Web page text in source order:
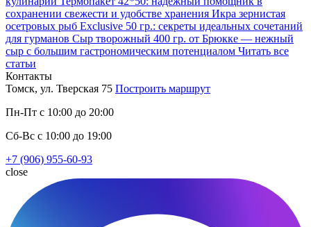
сохранении свежести и удобстве хранения Икра зернистая
осетровых рыб Exclusive 50 гр.: секреты идеальных сочетаний
для гурманов Сыр творожный 400 гр. от Брюкке — нежный
сыр с большим гастрономическим потенциалом Читать все
статьи
Контакты
Томск, ул. Тверская 75 Построить маршрут
Пн-Пт с 10:00 до 20:00
Сб-Вс с 10:00 до 19:00
+7 (906) 955-60-93
close